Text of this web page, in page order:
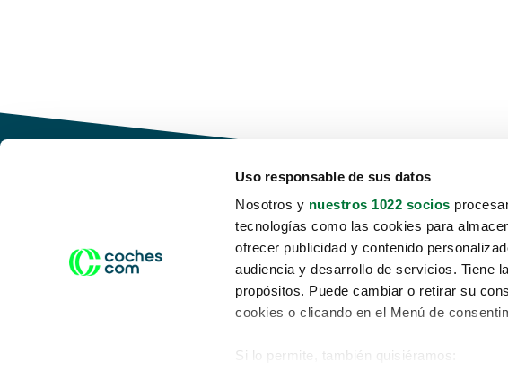
Uso responsable de sus datos
Nosotros y nuestros 1022 socios
tecnologías como las cookies para
ofrecer publicidad y contenido
audiencia y desarrollo de servicios. Tiene
propósitos. Puede cambiar o retirar su
cookies o clicando en el Menú de
Si lo permite, también quisiéramos:
Conduce tu futuro,
desata tu movilidad